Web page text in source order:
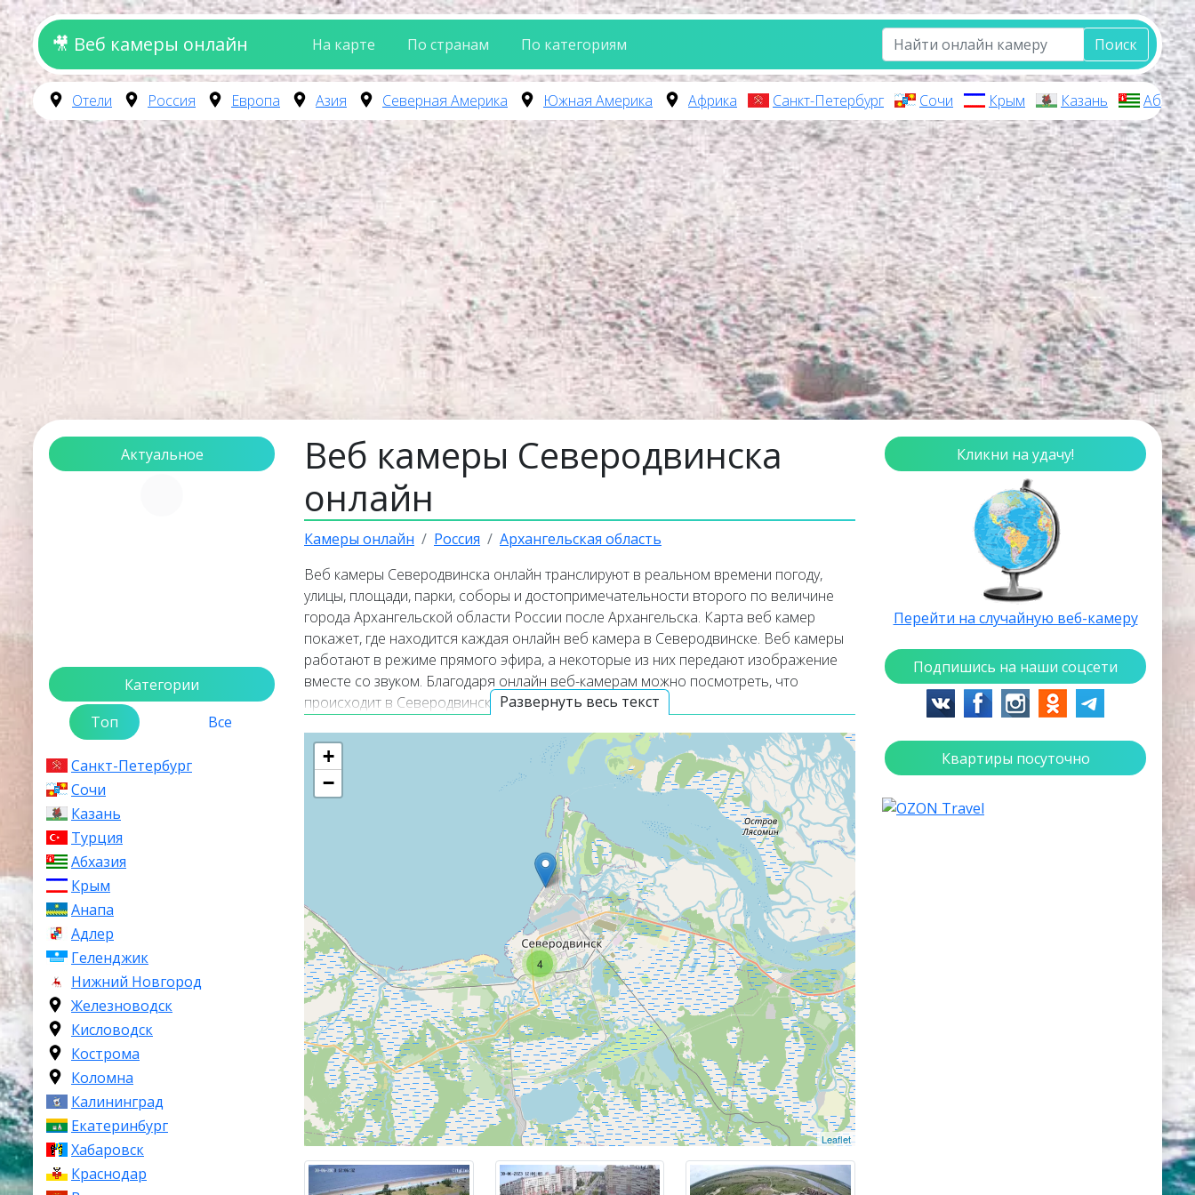
🎥 Веб камеры онлайн На карте По странам По категориям Поиск
Отели Россия Европа Азия Северная Америка Южная Америка Африка Санкт-Петербург Сочи Крым Казань
Актуальное
Категории
Топ
Все
Санкт-Петербург
Сочи
Казань
Турция
Абхазия
Крым
Анапа
Адлер
Геленджик
Нижний Новгород
Железноводск
Кисловодск
Кострома
Коломна
Калининград
Екатеринбург
Хабаровск
Краснодар
Веб камеры Северодвинска
онлайн
Камеры онлайн Россия Архангельская область
Развернуть весь текст
Веб камеры Северодвинска онлайн транслируют в реальном времени погоду,
улицы, площади, парки, соборы и достопримечательности второго по величине
города Архангельской области России после Архангельска. Карта веб камер
покажет, где находится каждая онлайн веб камера в Северодвинске. Веб камеры
работают в режиме прямого эфира, а некоторые из них передают изображение
вместе со звуком. Благодаря онлайн веб-камерам можно посмотреть, что
происходит в Северодвинске прямо сейчас.
Краткая информация о Северодвинске
Северодвинск — это второй по величине город в Архангельской областиРоссии
, в нем проживают около 157 тысяч человек, а его площадь
составляет 121 км². Город носит почетное звание России «Город трудовой
доблести», а в 2016 году он получил статус «Города трудовой доблести и славы».
Северодвинск расположен в устье судоходной реки Северная Двина, в месте ее
впадения в Двинский залив Белого моря, в 45 км к северо-западу от Архангельска.
В городе базируется Беломорская военно-морская база, входящая в состав
Северного флота России.
Первое поселение на этом месте было основано викингами в IX веке, а в XII веке
данные земли перешли под власть Великого Новгорода. В 1921 году здесь был
основан мужской Николо-Корельский монастырь, а поселения вокруг него стали
основой для дальнейшего развития современного Северодвинска. В 1936 году по
постановлению Советской власти здесь был построен судостроительный завод. В
этот же год коммуна «Искра» переименовывается в посёлок Судострой. 31 мая
1936 года является официальной датой основания города Северодвинска. В 1938
году посёлок Судострой получает статус города и переименовывается в город
Молотовск. В период Великой Отечественной войны город Молотовск
становится стратегически важным морским портом и военно-морской базой
4
+
−
Leaflet
Кликни на удачу!
Перейти на случайную веб-камеру
Подпишись на наши соцсети
Квартиры посуточно